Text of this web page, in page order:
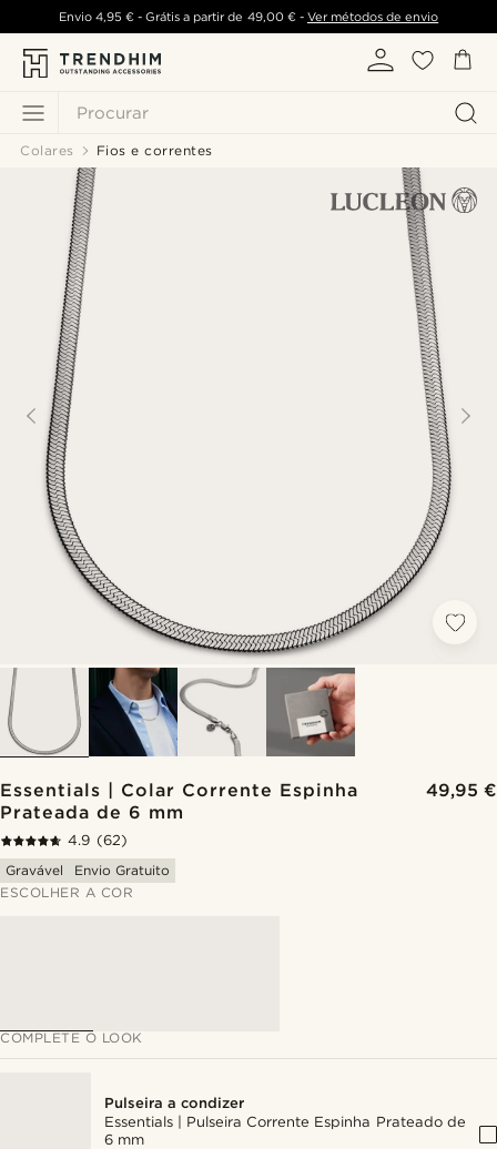
Procurar
Envio 4,95 €- Grátis a partir de 49,00 €- Ver métodos de envio
Colares Fios e correntes
Essentials | Colar Corrente Espinha
Prateada de 6 mm
49,95 €
4.9 (62)
Gravável
Envio Gratuito
ESCOLHER A COR
COMPLETE O LOOK
Pulseira a condizer
Essentials | Pulseira Corrente Espinha Prateado de
6 mm